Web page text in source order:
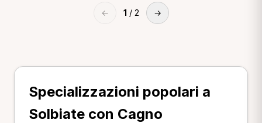
← 1 / 2 →
Specializzazioni popolari a
Solbiate con Cagno